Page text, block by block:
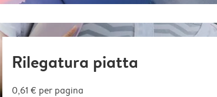
Rilegatura piatta
0,61 € per pagina